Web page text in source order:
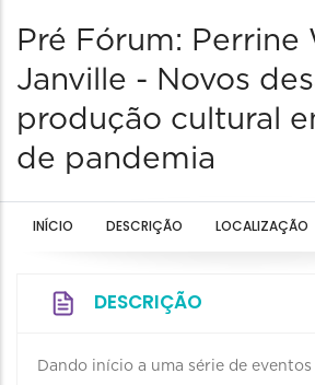
Pré Fórum: Perrine
Janville - Novos
produção cultural
de pandemia
INÍCIO DESCRIÇÃO LOCALIZAÇÃO
DESCRIÇÃO
Dando início a uma série de